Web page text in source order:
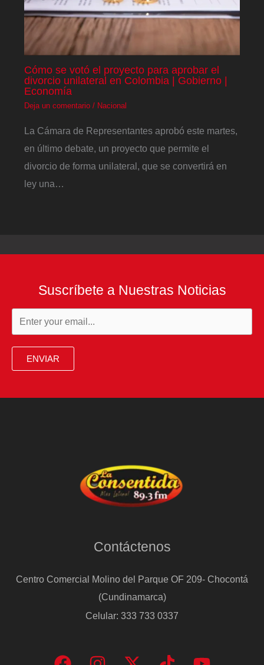
Cómo se votó el proyecto para aprobar el
divorcio unilateral en Colombia | Gobierno |
Economía
Deja un comentario / Nacional
La Cámara de Representantes aprobó este martes,
en último debate, un proyecto que permite el
divorcio de forma unilateral, que se convertirá en
ley una…
Suscríbete a Nuestras Noticias
ENVIAR
Contáctenos
Centro Comercial Molino del Parque OF 209- Chocontá
(Cundinamarca)
Celular: 333 733 0337